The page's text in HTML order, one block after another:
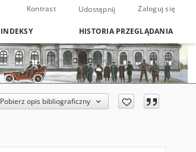
Kontrast Udostępnij Zaloguj się
INDEKSY HISTORIA PRZEGLĄDANIA
Pobierz opis bibliograficzny